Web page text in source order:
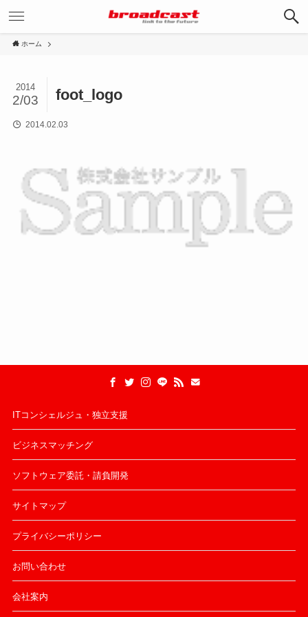
ホーム
foot_logo
2014
2/03
2014.02.03
ITコンシェルジュ・独立支援
ビジネスマッチング
ソフトウェア委託・請負開発
サイトマップ
プライバシーポリシー
お問い合わせ
会社案内